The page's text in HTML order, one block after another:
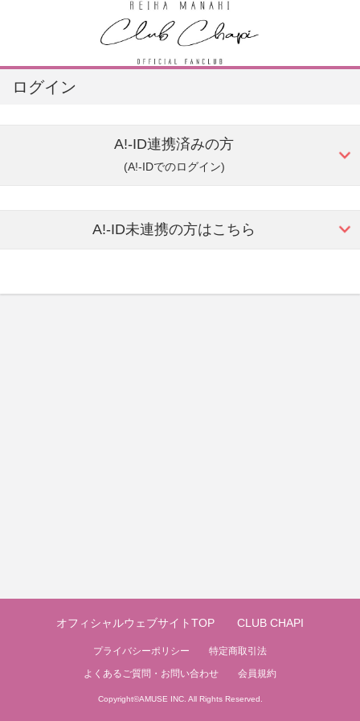
ログイン
A!-ID連携済みの方
(A!-IDでのログイン)
A!-ID未連携の方はこちら
オフィシャルウェブサイトTOP CLUB CHAPI
プライバシーポリシー
特定商取引法
よくあるご質問・お問い合わせ
会員規約
Copyright©AMUSE INC. All Rights Reserved.